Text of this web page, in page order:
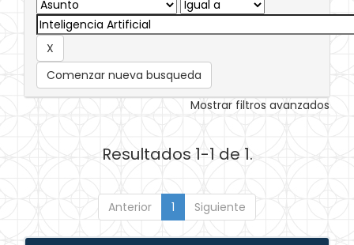
Comenzar nueva busqueda
Mostrar filtros avanzados
Resultados 1-1 de 1.
Anterior 1 Siguiente